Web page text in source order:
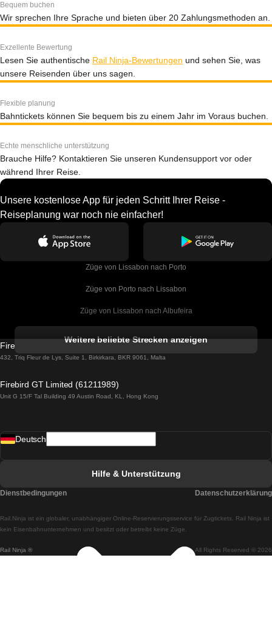
Bequem buchen
Wir sprechen Ihre Sprache und bieten über 20 Zahlungsmethoden an.
Exzellente Bewertung
Lesen Sie authentische Rail Ninja-Bewertungen und sehen Sie, was
unsere Reisenden über uns sagen.
Flexible planung
Bahntickets können Sie bequem bis zu einem Jahr im Voraus buchen.
Echte menschliche unterstützung
Brauche Hilfe? Kontaktieren Sie unseren Kundensupport vor oder
während Ihrer Reise.
Unsere kostenlose App für jeden Schritt Ihrer Reise -
Reiseplanung war noch nie einfacher!
Züge von Lissabon nach Porto
Züge von Porto nach Lissabon
Züge von Lissabon nach Albufeira
Züge von Lissabon nach Lagos
Züge von Lissabon nach Madrid
Züge von Lissabon nach Braga
Züge von Braga nach Lissabon
Weitere beliebte Strecken anzeigen
Firebird GT Limited (OC 1451)
432, Triq Fleur de Lys, Suite 1, Birkirkara, BKR 9061, Malta
Firebird GT Limited (61211989)
Unit G 15/F Tal Building 49 Austin Road, KL, Hong Kong
Rail Ninja ® All Rights Reserved © 2026
Rail.Ninja ist ein globaler, unabhängiger Online-Reservierungsservice für Zugtickets. Rail Ninja ist
kein Eisenbahnunternehmen und besitzt oder betreibt keine Züge.
Deutsch
Hilfe & Unterstützung
Dienstbedingungen Datenschutzerklärung